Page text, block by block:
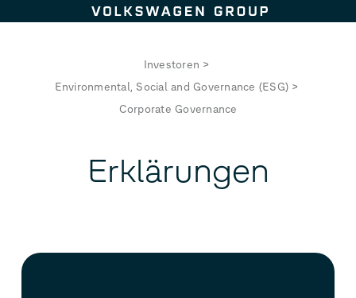
Zum Seiteninhalt springen
Investoren >
Environmental, Social and Governance (ESG) >
Corporate Governance
Erklärungen